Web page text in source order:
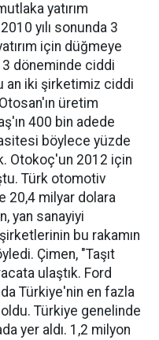
yatırım
yılı sonunda 3
için düğmeye
döneminde ciddi
an iki şirketimiz ciddi
üretim
400 bin adede
böylece yüzde
Otokoç'un 2012 için
Türk otomotiv
20,4 milyar dolara
yan sanayiyi
bu rakamın
Çimen, "Taşıt
ulaştık. Ford
Türkiye'nin en fazla
Türkiye genelinde
yer aldı. 1,2 milyon